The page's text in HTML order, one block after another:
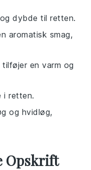
dybde til retten.
aromatisk smag,
en varm og
i retten.
og hvidløg,
Opskrift